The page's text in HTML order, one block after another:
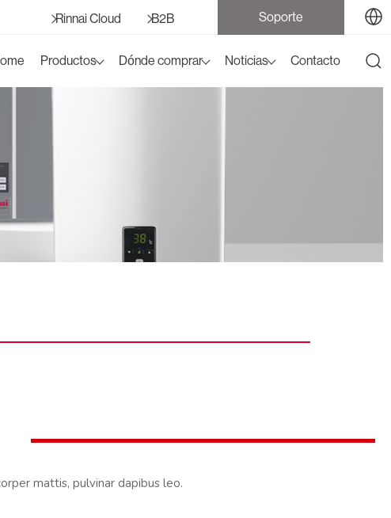
Rinnai Cloud B2B Soporte
Productos Dónde comprar Noticias Contacto
mattis, pulvinar dapibus leo.